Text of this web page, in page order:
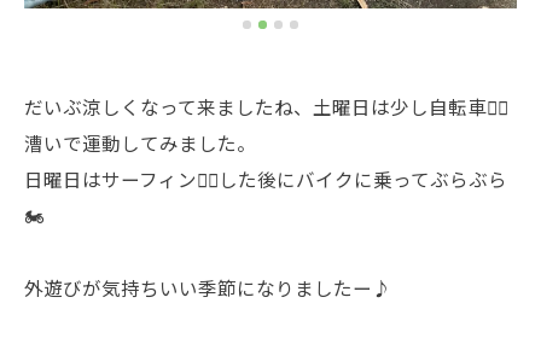
だいぶ涼しくなって来ましたね、土曜日は少し自転車🚴‍♀️
漕いで運動してみました。
日曜日はサーフィン🏄‍♂️した後にバイクに乗ってぶらぶら
🏍️
外遊びが気持ちいい季節になりましたー♪